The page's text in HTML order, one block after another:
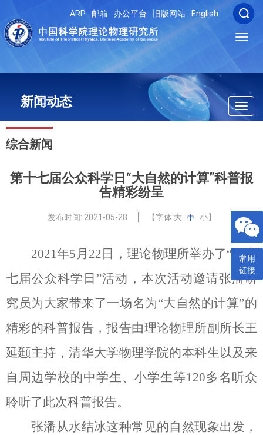
ARP 邮箱 办公平台 旧版网站 English
新闻动态
综合新闻
第十七届公众科学日“大自然的计算”科普报
告精彩纷呈
发布时间: 2021-05-28 【字体:大 中 小】
2021年5 月 22 日，理论物理所举办了“第十
七届公众科学日”活动，本次活动邀请张潘研
究员为大家带来了一场名为“大自然的计算”的
精彩的科普报告，报告由理论物理所副所长王
延颋主持，清华大学物理学院的本科生以及来
自周边学校的中学生、小学生等120多名听众
聆听了此次科普报告。
张潘从水结冰这种常见的自然现象出发，
常用
链接